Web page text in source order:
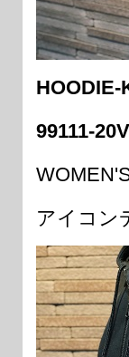
HOODIE-
99111-
アイコン